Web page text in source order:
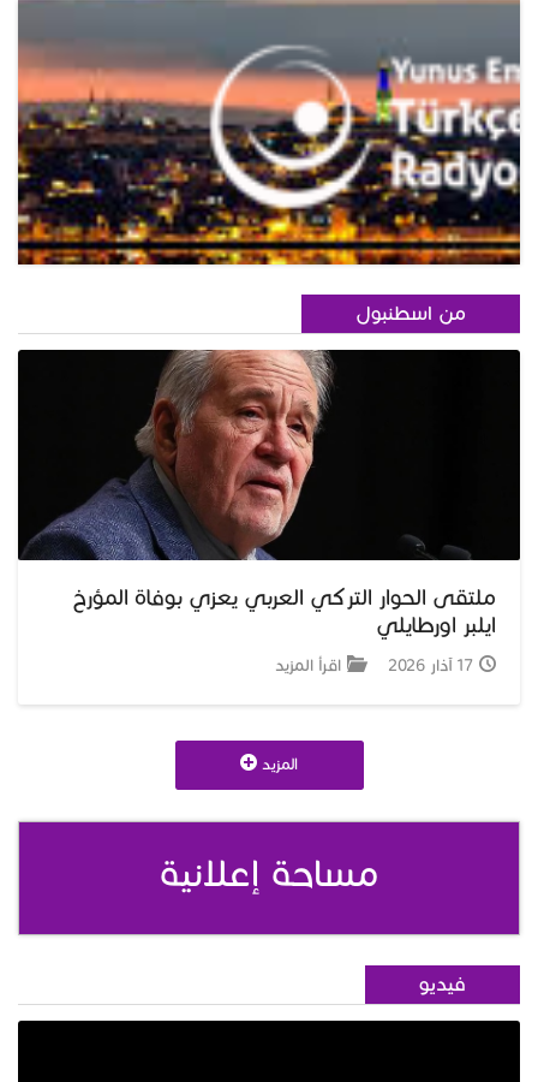
من اسطنبول
ملتقى الحوار التركي العربي يعزي بوفاة المؤرخ
ايلبر اورطايلي
17 آذار 2026 اقرأ المزيد
المزيد
مساحة إعلانية
فيديو